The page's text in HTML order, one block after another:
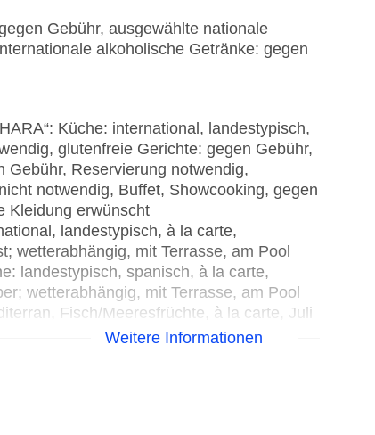
Gebühr, ausgewählte nationale
alkoholische Getränke: gegen
Küche: international, landestypisch,
glutenfreie Gerichte: gegen Gebühr,
Gebühr, Reservierung notwendig,
notwendig, Buffet, Showcooking, gegen
Kleidung erwünscht
landestypisch, à la carte,
wetterabhängig, mit Terrasse, am Pool
landestypisch, spanisch, à la carte,
wetterabhängig, mit Terrasse, am Pool
Fisch/Meeresfrüchte, à la carte, Juli
erwünschtWeitere Informationen